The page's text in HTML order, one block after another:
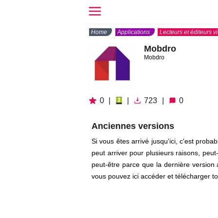
Home Applications Lecteurs et éditeurs
Mobdro
Mobdro
0 723 0
Anciennes versions
Si vous êtes arrivé jusqu'ici, c'est
peut arriver pour plusieurs raisons,
peut-être parce que la dernière
vous pouvez ici accéder et télécharger